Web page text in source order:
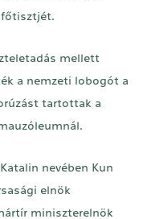
főtisztjét.
mellett
a nemzeti lobogót a
tartottak a
nevében Kun
elnök
miniszterelnök